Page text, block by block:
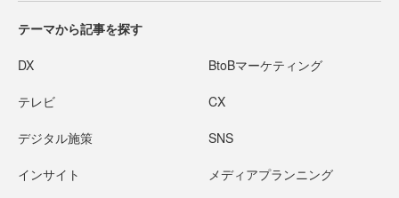
テーマから記事を探す
DX BtoBマーケティング
テレビ CX
デジタル施策 SNS
インサイト メディアプランニング